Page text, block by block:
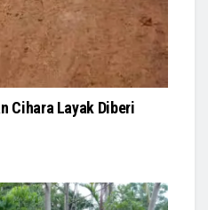
Cihara Layak Diberi